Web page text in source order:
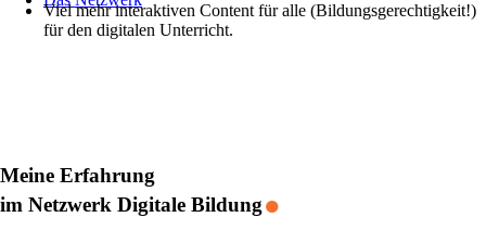
Viel mehr interaktiven Content für alle (Bildungsgerechtigkeit!)
für den digitalen Unterricht.
Meine Erfahrung
im Netzwerk Digitale Bildung.